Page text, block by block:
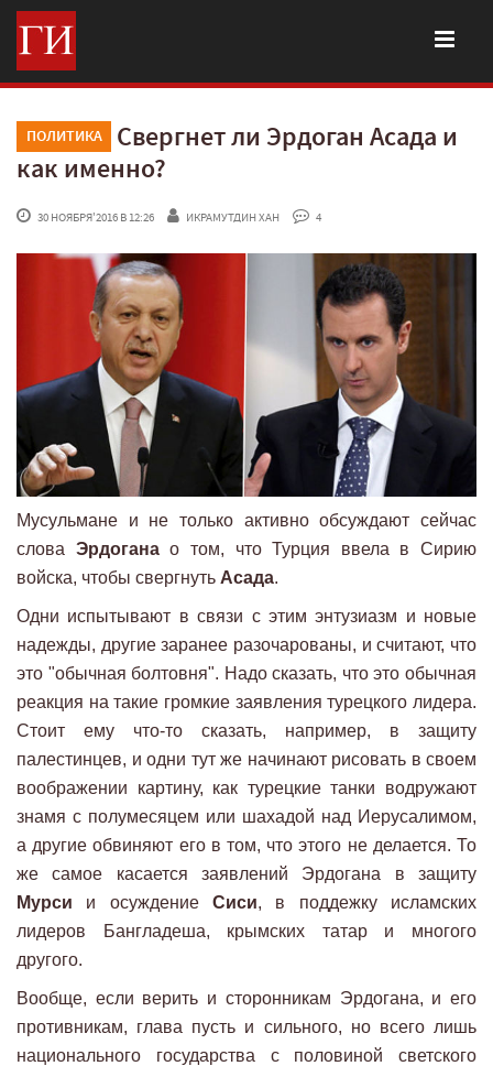
ПОЛИТИКА
Свергнет ли Эрдоган Асада и
как именно?
30 НОЯБРЯ'2016 В 12:26 ИКРАМУТДИН ХАН 4
Мусульмане и не только активно обсуждают сейчас
слова Эрдоганао том, что Турция ввела в Сирию
войска, чтобы свергнуть Асада.
Одни испытывают в связи с этим энтузиазм и новые
надежды, другие заранее разочарованы, и считают, что
это "обычная болтовня". Надо сказать, что это обычная
реакция на такие громкие заявления турецкого лидера.
Стоит ему что-то сказать, например, в защиту
палестинцев, и одни тут же начинают рисовать в своем
воображении картину, как турецкие танки водружают
знамя с полумесяцем или шахадой над Иерусалимом,
а другие обвиняют его в том, что этого не делается. То
же самое касается заявлений Эрдогана в защиту
Мурси и осуждение Сиси, в поддежку исламских
лидеров Бангладеша, крымских татар и многого
другого.
Вообще, если верить и сторонникам Эрдогана, и его
противникам, глава пусть и сильного, но всего лишь
национального государства с половиной светского